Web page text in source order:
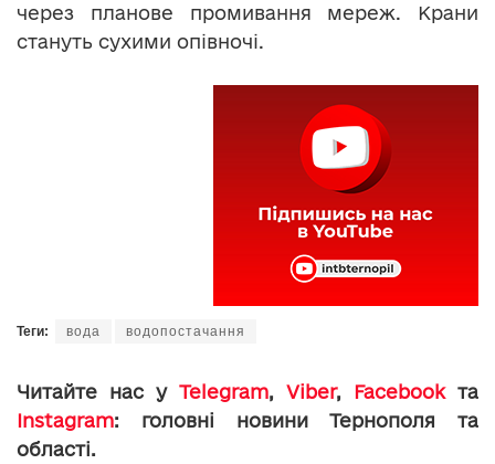
через планове промивання мереж. Крани
стануть сухими опівночі.
Теги: вода водопостачання
Читайте нас у Telegram, Viber, Facebookта
Instagram: головні новини Тернополя та
області.